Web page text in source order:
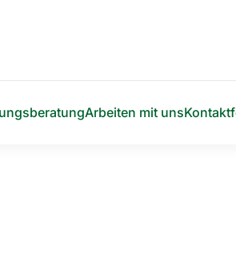
Arbeiten mit uns